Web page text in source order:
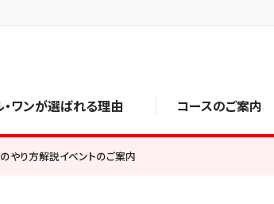
・ワンが選ばれる理由 コースのご案内
やり方解説イベントのご案内